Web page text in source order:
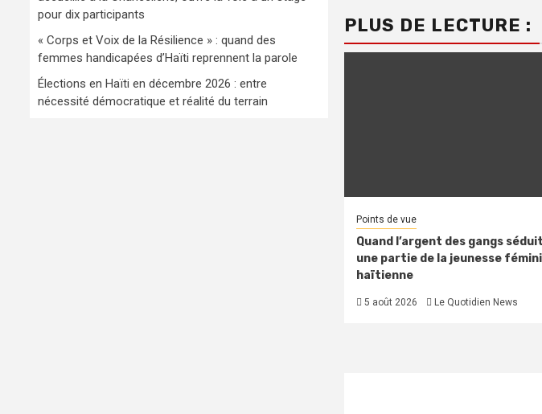
PLUS DE LECTURE :
Points de vue
Quand l’argent des gangs séduit
une partie de la jeunesse
haïtienne
5 août 2026 Le Quotidien News
pour dix participants
« Corps et Voix de la Résilience » : quand des
femmes handicapées d’Haïti reprennent la parole
Élections en Haïti en décembre 2026 : entre
nécessité démocratique et réalité du terrain